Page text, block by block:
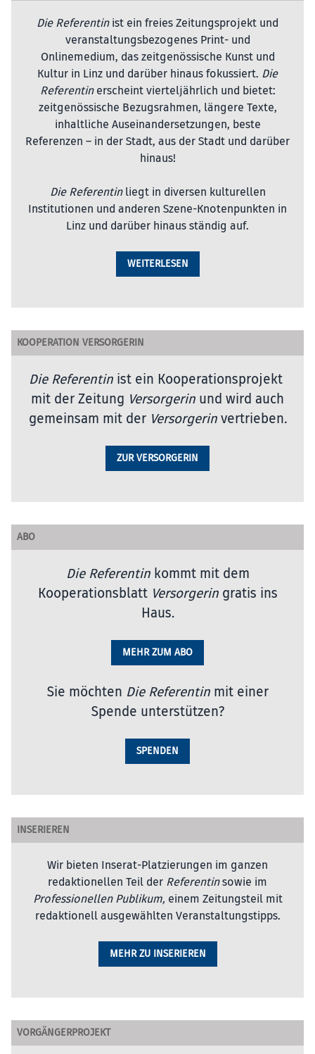
Die Referentinist ein freies Zeitungsprojekt und
veranstaltungsbezogenes Print- und
Onlinemedium, das zeitgenössische Kunst und
Kultur in Linz und darüber hinaus fokussiert. Die
Referentinerscheint vierteljährlich und bietet:
zeitgenössische Bezugsrahmen, längere Texte,
inhaltliche Auseinandersetzungen, beste
Referenzen – in der Stadt, aus der Stadt und darüber
hinaus!
Die Referentinliegt in diversen kulturellen
Institutionen und anderen Szene-Knotenpunkten in
Linz und darüber hinaus ständig auf.
WEITERLESEN
KOOPERATION VERSORGERIN
Die Referentin ist ein Kooperationsprojekt
mit der Zeitung Versorgerin und wird auch
gemeinsam mit der Versorgerinvertrieben.
ZUR VERSORGERIN
ABO
Die Referentinkommt mit dem
Kooperationsblatt Versorgeringratis ins
Haus.
MEHR ZUM ABO
Sie möchten Die Referentinmit einer
Spende unterstützen?
SPENDEN
INSERIEREN
Wir bieten Inserat-Platzierungen im ganzen
redaktionellen Teil der Referentinsowie im
Professionellen Publikum, einem Zeitungsteil mit
redaktionell ausgewählten Veranstaltungstipps.
MEHR ZU INSERIEREN
VORGÄNGERPROJEKT